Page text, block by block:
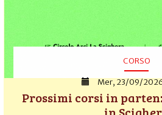
CORSO
Mer, 23/09/
Prossimi corsi in